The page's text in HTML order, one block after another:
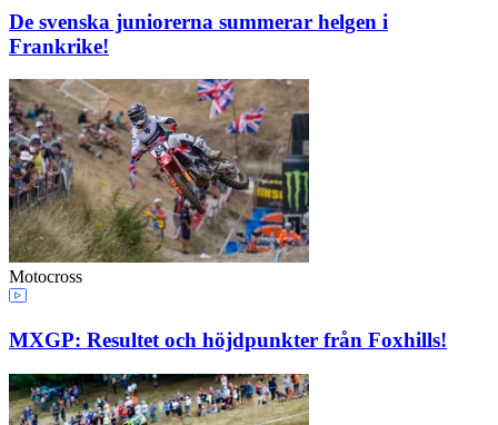
De svenska juniorerna summerar helgen i
Frankrike!
Motocross
MXGP: Resultet och höjdpunkter från Foxhills!